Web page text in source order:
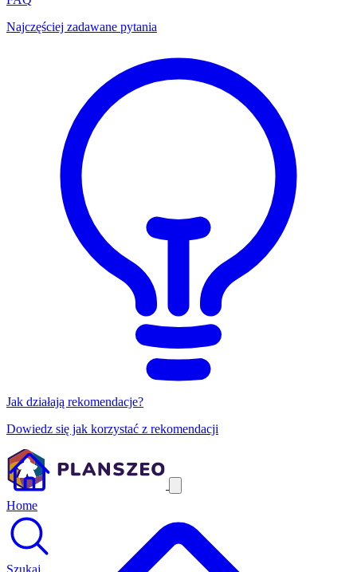
Najczęściej zadawane pytania
Jak działają rekomendacje?
Dowiedz się jak korzystać z rekomendacji
Home
Szukaj